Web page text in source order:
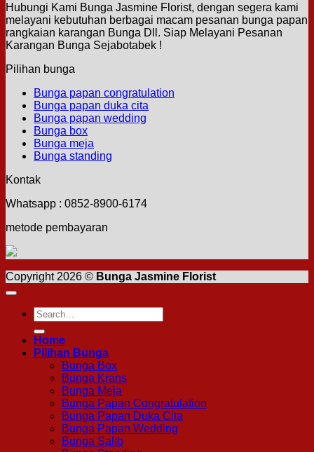
Hubungi Kami Bunga Jasmine Florist, dengan segera kami
melayani kebutuhan berbagai macam pesanan bunga papan
rangkaian karangan Bunga Dll. Siap Melayani Pesanan
Karangan Bunga Sejabotabek !
Pilihan bunga
Bunga papan congratulation
Bunga papan duka cita
Bunga papan wedding
Bunga box
Bunga meja
Bunga standing
Kontak
Whatsapp : 0852-8900-6174
metode pembayaran
Copyright 2026 © Bunga Jasmine Florist
Search
for:
Home
Pilihan Bunga
Bunga Box
Bunga Krans
Bunga Meja
Bunga Papan Congratulation
Bunga Papan Duka Cita
Bunga Papan Wedding
Bunga Salib